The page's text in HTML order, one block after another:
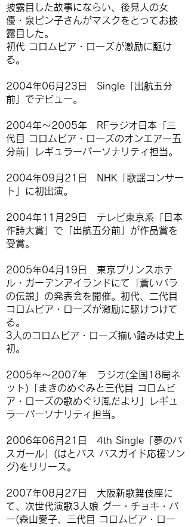
披露目した故事にならい、後見人の女
優・泉ピン子さんがマスクをとってお披
露目した。
初代 コロムビア・ローズが激励に駆け
る。
2004年06月23日 Single「出航五分
前」でデビュー。
2004年〜2005年 RFラジオ日本「三
代目 コロムビア・ローズのオンエアー五
分前」レギュラーパーソナリティ担当。
2004年09月21日 NHK「歌謡コンサー
ト」に初出演。
2004年11月29日 テレビ東京系「日本
作詩大賞」で「出航五分前」が作品賞を
受賞。
2005年04月19日 東京プリンスホテ
ル・ガーデンアイランドにて「蒼いバラ
の伝説」の発表会を開催。初代、二代目
コロムビア・ローズが激励に駆けつけて
る。
3人のコロムビア・ローズ揃い踏みは史上
初。
2005年〜2007年 ラジオ(全国18局ネ
ット)「まきのめぐみと三代目 コロムビ
ア・ローズの歌めぐり風だより」レギュ
ラーパーソナリティ担当。
2006年06月21日 4th Single「夢のバ
スガール」(はとバス バスガイド応援ソン
グ)をリリース。
2007年08月27日 大阪新歌舞伎座に
て、次世代演歌3人娘 グー・チョキ・パ
ー(森山愛子、三代目 コロムビア・ロー